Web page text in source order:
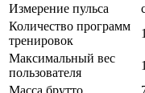
Измерение пульса
Количество программ
тренировок
Максимальный вес
пользователя
Масса брутто